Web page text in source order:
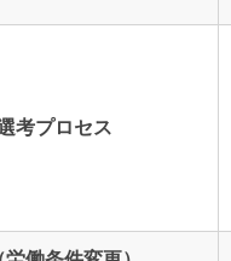
考プロセス